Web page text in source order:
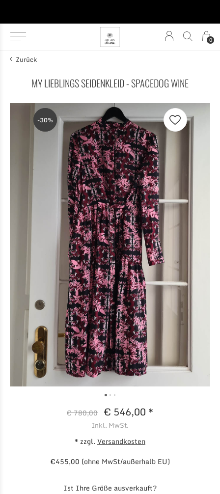
0
Zurück
MY LIEBLINGS SEIDENKLEID - SPACEDOG WINE
-30%
-30%
€ 780,00 € 546,00 *
Inkl. MwSt.
* zzgl. Versandkosten
€455,00 (ohne MwSt/außerhalb EU)
Ist Ihre Größe ausverkauft?